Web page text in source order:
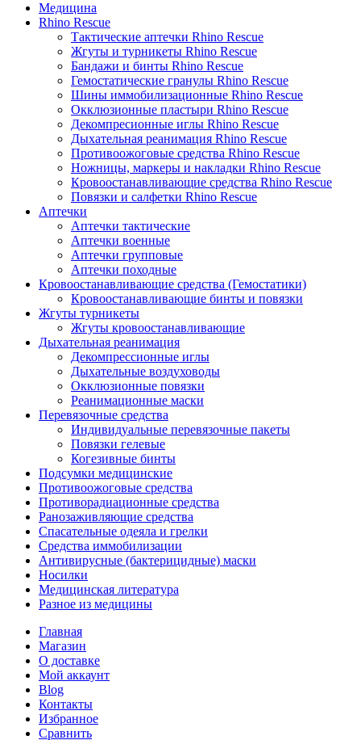
Медицина
Rhino Rescue
Тактические аптечки Rhino Rescue
Жгуты и турникеты Rhino Rescue
Бандажи и бинты Rhino Rescue
Гемостатические гранулы Rhino Rescue
Шины иммобилизационные Rhino Rescue
Окклюзионные пластыри Rhino Rescue
Декомпресионные иглы Rhino Rescue
Дыхательная реанимация Rhino Rescue
Противоожоговые средства Rhino Rescue
Ножницы, маркеры и накладки Rhino Rescue
Кровоостанавливающие средства Rhino Rescue
Повязки и салфетки Rhino Rescue
Аптечки
Аптечки тактические
Аптечки военные
Аптечки групповые
Аптечки походные
Кровоостанавливающие средства (Гемостатики)
Кровоостанавливающие бинты и повязки
Жгуты турникеты
Жгуты кровоостанавливающие
Дыхательная реанимация
Декомпрессионные иглы
Дыхательные воздуховоды
Окклюзионные повязки
Реанимационные маски
Перевязочные средства
Индивидуальные перевязочные пакеты
Повязки гелевые
Когезивные бинты
Подсумки медицинские
Противоожоговые средства
Противорадиационные средства
Ранозаживляющие средства
Спасательные одеяла и грелки
Средства иммобилизации
Антивирусные (бактерицидные) маски
Носилки
Медицинская литература
Разное из медицины
Главная
Магазин
О доставке
Мой аккаунт
Blog
Контакты
Избранное
Сравнить